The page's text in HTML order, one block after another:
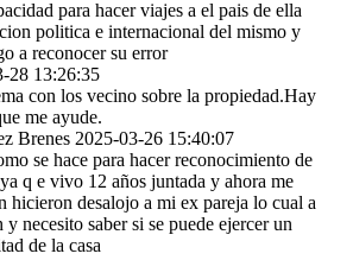
para hacer viajes a el pais de ella
politica e internacional del mismo y
a reconocer su error
28 13:26:35
con los vecino sobre la propiedad.Hay
me ayude.
Brenes 2025-03-26 15:40:07
se hace para hacer reconocimiento de
q e vivo 12 años juntada y ahora me
hicieron desalojo a mi ex pareja lo cual a
necesito saber si se puede ejercer un
de la casa